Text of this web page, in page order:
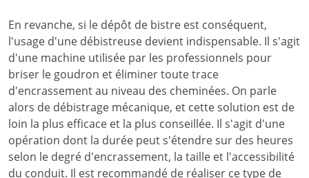
En revanche, si le dépôt de bistre est conséquent,
l'usage d'une débistreuse devient indispensable. Il s'agit
d'une machine utilisée par les professionnels pour
briser le goudron et éliminer toute trace
d'encrassement au niveau des cheminées. On parle
alors de débistrage mécanique, et cette solution est de
loin la plus efficace et la plus conseillée. Il s'agit d'une
opération dont la durée peut s'étendre sur des heures
selon le degré d'encrassement, la taille et l'accessibilité
du conduit. Il est recommandé de réaliser ce type de